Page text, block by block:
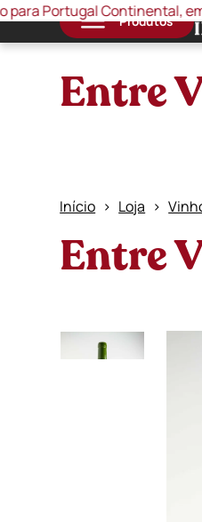
Continental, em
Produtos
Entre
Início Loja
Entre